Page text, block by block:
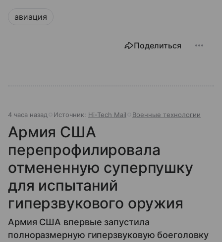
авиация
Поделиться
4 часа назад Источник: Hi-Tech Mail Военные технологии
Армия США
перепрофилировала
отмененную суперпушку
для испытаний
гиперзвукового оружия
Армия США впервые запустила
полноразмерную гиперзвуковую боеголовку